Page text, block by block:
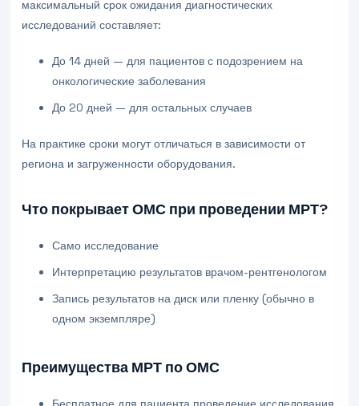
максимальный срок ожидания диагностических
исследований составляет:
До 14 дней — для пациентов с подозрением на
онкологические заболевания
До 20 дней — для остальных случаев
На практике сроки могут отличаться в зависимости от
региона и загруженности оборудования.
Что покрывает ОМС при проведении МРТ?
Само исследование
Интерпретацию результатов врачом-рентгенологом
Запись результатов на диск или пленку (обычно в
одном экземпляре)
Преимущества МРТ по ОМС